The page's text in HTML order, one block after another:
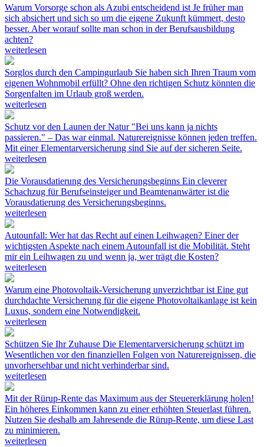
Warum Vorsorge schon als Azubi entscheidend istJe früher man
sich absichert und sich so um die eigene Zukunft kümmert, desto
besser. Aber worauf sollte man schon in der Berufsausbildung
achten?
weiterlesen
Sorglos durch den Campingurlaub Sie haben sich Ihren Traum vom
eigenen Wohnmobil erfüllt? Ohne den richtigen Schutz könnten die
Sorgenfalten im Urlaub groß werden.
weiterlesen
Schutz vor den Launen der Natur "Bei uns kann ja nichts
passieren." – Das war einmal. Naturereignisse können jeden treffen.
Mit einer Elementarversicherung sind Sie auf der sicheren Seite.
weiterlesen
Die Vorausdatierung des Versicherungsbeginns Ein cleverer
Schachzug für Berufseinsteiger und Beamtenanwärter ist die
Vorausdatierung des Versicherungsbeginns.
weiterlesen
Autounfall: Wer hat das Recht auf einen Leihwagen? Einer der
wichtigsten Aspekte nach einem Autounfall ist die Mobilität. Steht
mir ein Leihwagen zu und wenn ja, wer trägt die Kosten?
weiterlesen
Warum eine Photovoltaik-Versicherung unverzichtbar istEine gut
durchdachte Versicherung für die eigene Photovoltaikanlage ist kein
Luxus, sondern eine Notwendigkeit.
weiterlesen
Schützen Sie Ihr Zuhause Die Elementarversicherung schützt im
Wesentlichen vor den finanziellen Folgen von Naturereignissen, die
unvorhersehbar und nicht verhinderbar sind.
weiterlesen
Mit der Rürup-Rente das Maximum aus der Steuererklärung holen!
Ein höheres Einkommen kann zu einer erhöhten Steuerlast führen.
Nutzen Sie deshalb am Jahresende die Rürup-Rente, um diese Last
zu minimieren.
weiterlesen